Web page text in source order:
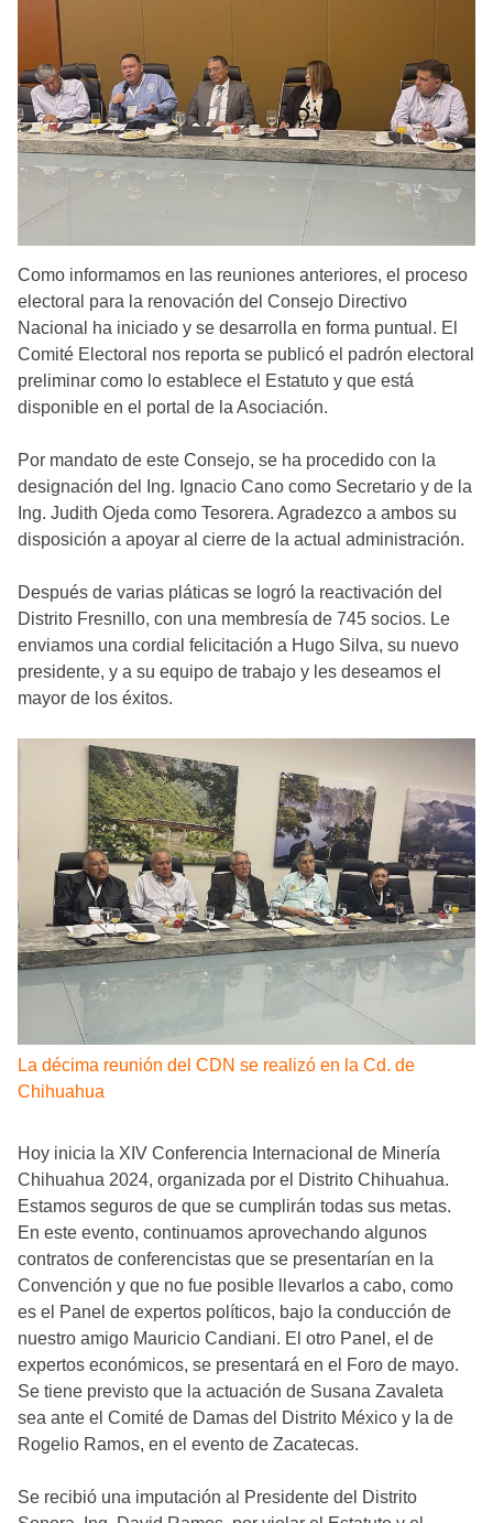
Como informamos en las reuniones anteriores, el proceso
electoral para la renovación del Consejo Directivo
Nacional ha iniciado y se desarrolla en forma puntual. El
Comité Electoral nos reporta se publicó el padrón electoral
preliminar como lo establece el Estatuto y que está
disponible en el portal de la Asociación.
Por mandato de este Consejo, se ha procedido con la
designación del Ing. Ignacio Cano como Secretario y de la
Ing. Judith Ojeda como Tesorera. Agradezco a ambos su
disposición a apoyar al cierre de la actual administración.
Después de varias pláticas se logró la reactivación del
Distrito Fresnillo, con una membresía de 745 socios. Le
enviamos una cordial felicitación a Hugo Silva, su nuevo
presidente, y a su equipo de trabajo y les deseamos el
mayor de los éxitos.
La décima reunión del CDN se realizó en la Cd. de
Chihuahua
Hoy inicia la XIV Conferencia Internacional de Minería
Chihuahua 2024, organizada por el Distrito Chihuahua.
Estamos seguros de que se cumplirán todas sus metas.
En este evento, continuamos aprovechando algunos
contratos de conferencistas que se presentarían en la
Convención y que no fue posible llevarlos a cabo, como
es el Panel de expertos políticos, bajo la conducción de
nuestro amigo Mauricio Candiani. El otro Panel, el de
expertos económicos, se presentará en el Foro de mayo.
Se tiene previsto que la actuación de Susana Zavaleta
sea ante el Comité de Damas del Distrito México y la de
Rogelio Ramos, en el evento de Zacatecas.
Se recibió una imputación al Presidente del Distrito